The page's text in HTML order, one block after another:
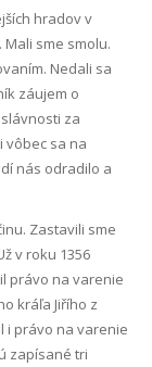
hradov v
Mali sme smolu.
Nedali sa
záujem o
za
vôbec sa na
nás odradilo a
Zastavili sme
v roku 1356
právo na varenie
kráľa Jiřího z
i právo na varenie
zapísané tri